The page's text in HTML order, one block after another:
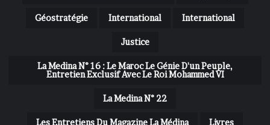
Géostratégie International International
Justice
La Medina N° 16 : Le Maroc Le Génie D'un Peuple,
Entretien Exclusif Avec Le Roi Mohammed VI
La Medina N° 22
Les Entretiens Du Magazine La Médina Livres